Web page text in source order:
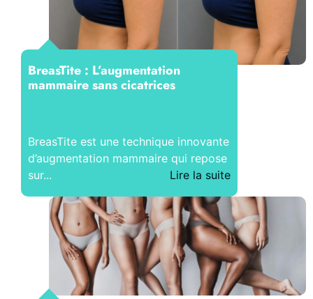
BreasTite : L’augmentation
mammaire sans cicatrices
BreasTite est une technique innovante
d’augmentation mammaire qui repose
sur...
Lire la suite